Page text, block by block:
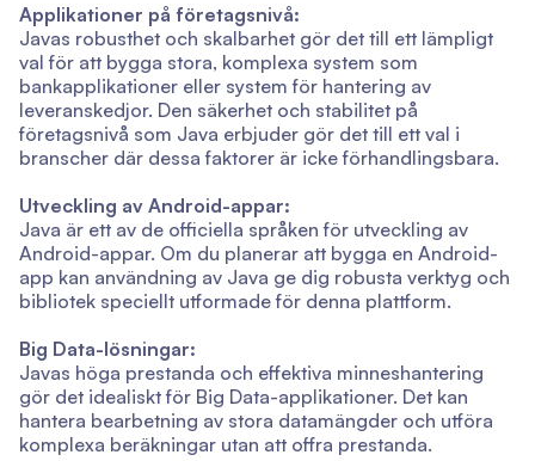
Applikationer på företagsnivå:
Javas robusthet och skalbarhet gör det till ett lämpligt
val för att bygga stora, komplexa system som
bankapplikationer eller system för hantering av
leveranskedjor. Den säkerhet och stabilitet på
företagsnivå som Java erbjuder gör det till ett val i
branscher där dessa faktorer är icke förhandlingsbara.
Utveckling av Android-appar:
Java är ett av de officiella språken för utveckling av
Android-appar. Om du planerar att bygga en Android-
app kan användning av Java ge dig robusta verktyg och
bibliotek speciellt utformade för denna plattform.
Big Data-lösningar:
Javas höga prestanda och effektiva minneshantering
gör det idealiskt för Big Data-applikationer. Det kan
hantera bearbetning av stora datamängder och utföra
komplexa beräkningar utan att offra prestanda.